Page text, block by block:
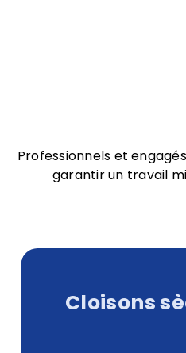
Professionnels et
garantir un travail
Cloisons